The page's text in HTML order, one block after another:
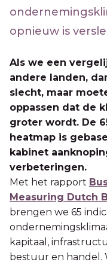
opnieuw is
Als we een
andere landen,
slecht, maar
oppassen dat de
groter wordt. De
heatmap is
kabinet
verbeteringen.
Met het rapport
Measuring Dutch
brengen we 65
kapitaal,
bestuur en handel.